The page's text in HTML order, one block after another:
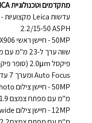
מתקדמים וטכנולוגיית LEICA
2.2/15-50 ASPH
Auto Focus ומערך 7 עדשות
מ"מ עם מפתח צמצם f/1.9